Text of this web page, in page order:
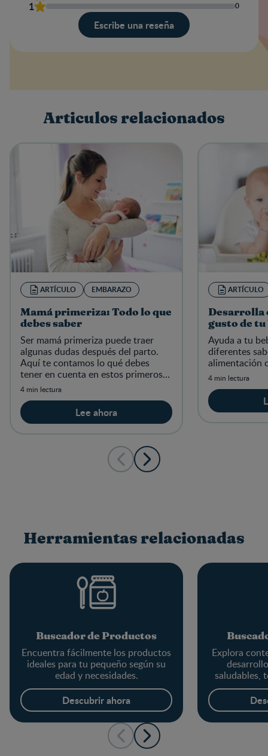
1
0
Escribe una reseña
Escribe una reseña
Articulos relacionados
ARTÍCULO EMBARAZO
Mamá primeriza: Todo lo que
debes saber
Ser mamá primeriza puede traer
algunas dudas después del parto.
Aquí te contamos lo qué debes
tener en cuenta en estos primeros
meses.
4 min lectura
Lee ahora
ARTÍCULO
Desarrolla
gusto de tu
Ayuda a tu
diferentes
alimentación
4 min lectura
Herramientas relacionadas
Buscador de Productos
Encuentra fácilmente los productos
ideales para tu pequeño según su
edad y necesidades.
Descubrir ahora
Explora
saludables,